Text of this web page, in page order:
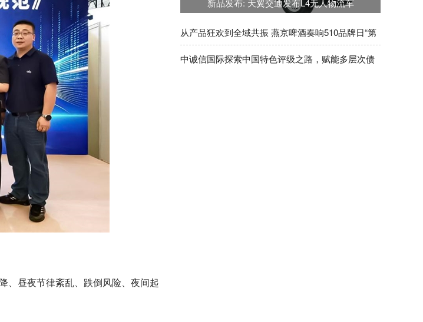
、昼夜节律紊乱、跌倒风险、夜间起
新品发布: 天翼交通发布L4无人物流车
从产品狂欢到全域共振 燕京啤酒奏响510品牌日“第
六季”
中诚信国际探索中国特色评级之路，赋能多层次债